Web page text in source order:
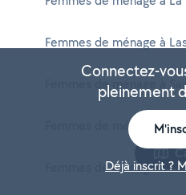
Femmes de ménage à
Femmes de ménage à
Femmes de ménage à
Femmes de ménage à
Connectez-
pleinement
Déjà inscrit ?